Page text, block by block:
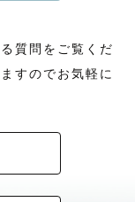
質問をご覧くだ
すのでお気軽に